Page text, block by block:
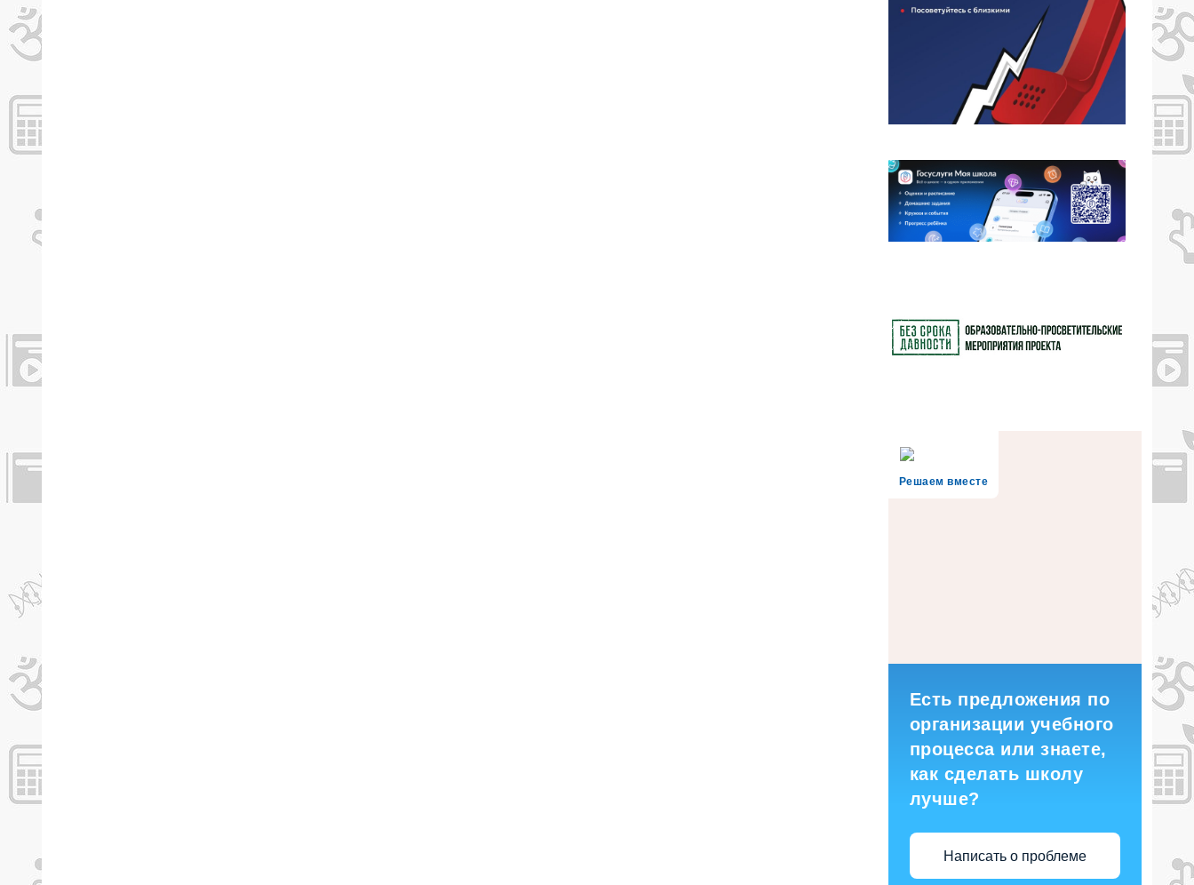
Решаем вместе
Есть предложения по
организации учебного
процесса или знаете,
как сделать школу
лучше?
Написать о проблеме